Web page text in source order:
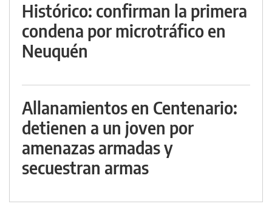
Histórico: confirman la primera
condena por microtráfico en
Neuquén
Allanamientos en Centenario:
detienen a un joven por
amenazas armadas y
secuestran armas